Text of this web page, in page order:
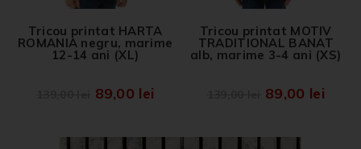
Tricou printat HARTA
ROMANIA negru, marime
12-14 ani (XL)
89,00 lei
Tricou printat MOTIV
TRADITIONAL BANAT
alb, marime 3-4 ani (XS)
89,00 lei